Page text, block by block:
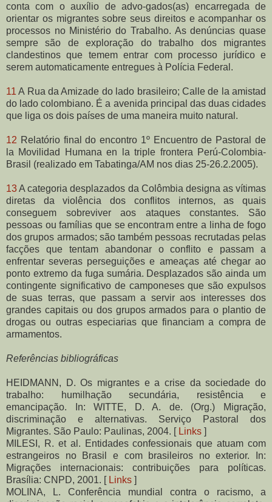
conta com o auxílio de advo-gados(as) encarregada de
orientar os migrantes sobre seus direitos e acompanhar os
processos no Ministério do Trabalho. As denúncias quase
sempre são de exploração do trabalho dos migrantes
clandestinos que temem entrar com processo jurídico e
serem automaticamente entregues à Polícia Federal.
11 A Rua da Amizade do lado brasileiro; Calle de la amistad
do lado colombiano. É a avenida principal das duas cidades
que liga os dois países de uma maneira muito natural.
12 Relatório final do encontro 1º Encuentro de Pastoral de
la Movilidad Humana en la triple frontera Perú-Colombia-
Brasil (realizado em Tabatinga/AM nos dias 25-26.2.2005).
13A categoria desplazados da Colômbia designa as vítimas
diretas da violência dos conflitos internos, as quais
conseguem sobreviver aos ataques constantes. São
pessoas ou famílias que se encontram entre a linha de fogo
dos grupos armados; são também pessoas recrutadas pelas
facções que tentam abandonar o conflito e passam a
enfrentar severas perseguições e ameaças até chegar ao
ponto extremo da fuga sumária. Desplazados são ainda um
contingente significativo de camponeses que são expulsos
de suas terras, que passam a servir aos interesses dos
grandes capitais ou dos grupos armados para o plantio de
drogas ou outras especiarias que financiam a compra de
armamentos.
Referências bibliográficas
HEIDMANN, D. Os migrantes e a crise da sociedade do
trabalho: humilhação secundária, resistência e
emancipação. In: WITTE, D. A. de. (Org.) Migração,
discriminação e alternativas. Serviço Pastoral dos
Migrantes. São Paulo: Paulinas, 2004. [ Links ]
MILESI, R. et al. Entidades confessionais que atuam com
estrangeiros no Brasil e com brasileiros no exterior. In:
Migrações internacionais: contribuições para políticas.
Brasília: CNPD, 2001. [ Links ]
MOLINA, L. Conferência mundial contra o racismo, a